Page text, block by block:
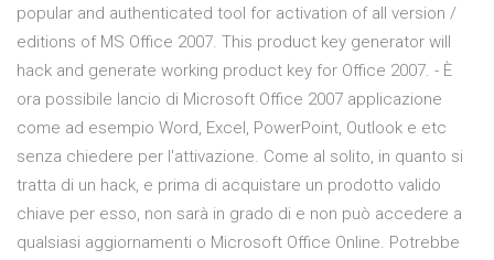
popular and authenticated tool for activation of all version /
editions of MS Office 2007. This product key generator will
hack and generate working product key for Office 2007. - È
ora possibile lancio di Microsoft Office 2007 applicazione
come ad esempio Word, Excel, PowerPoint, Outlook e etc
senza chiedere per l'attivazione. Come al solito, in quanto si
tratta di un hack, e prima di acquistare un prodotto valido
chiave per esso, non sarà in grado di e non può accedere a
qualsiasi aggiornamenti o Microsoft Office Online. Potrebbe